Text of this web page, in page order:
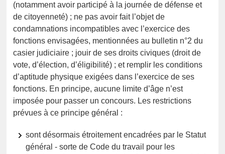
(notamment avoir participé à la journée de défense et
de citoyenneté) ; ne pas avoir fait l’objet de
condamnations incompatibles avec l’exercice des
fonctions envisagées, mentionnées au bulletin n°2 du
casier judiciaire ; jouir de ses droits civiques (droit de
vote, d’élection, d’éligibilité) ; et remplir les conditions
d’aptitude physique exigées dans l’exercice de ses
fonctions. En principe, aucune limite d’âge n’est
imposée pour passer un concours. Les restrictions
prévues à ce principe général :
sont désormais étroitement encadrées par le Statut
général - sorte de Code du travail pour les